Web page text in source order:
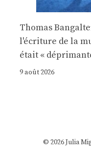
Thomas
l'écriture de la
était «
9 août 2026
© 2026 Julia